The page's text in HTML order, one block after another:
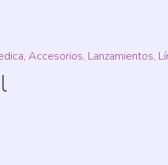
Accesorios, Lanzamientos,